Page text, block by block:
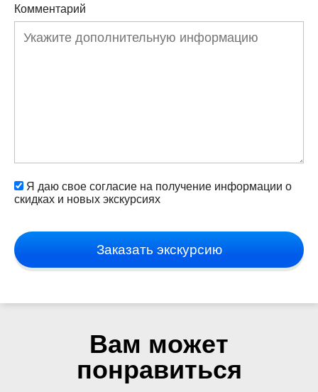
Комментарий
Я даю свое согласие на получение информации о
скидках и новых экскурсиях
Заказать экскурсию
Вам может
понравиться